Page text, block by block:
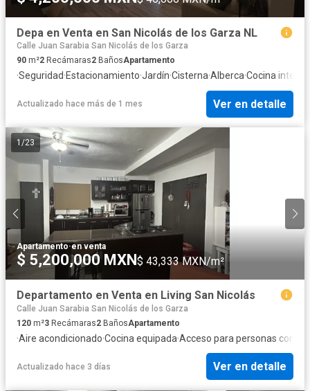
Depa en Venta en San Nicolás de los Garza NL
Calle Juan Sarabia San Nicolás de los Garza
90 m²2 Recámaras2 BañosApartamento
·Seguridad·Estacionamiento·Jardín·Cisterna·Alberca·Cocina
Actualizado hace más de 1 mes Ver en detalle
1 /23
Apartamento·en venta
$ 5,200,000 MXN$ 43,333 MXN/m²
Departamento en Venta en Living San Nicolás
Calle Juan Sarabia San Nicolás de los Garza
120 m²3 Recámaras2 BañosApartamento
·Aire acondicionado·Cocina equipada·Acceso para personas con
Actualizado hace 3 días Ver en detalle